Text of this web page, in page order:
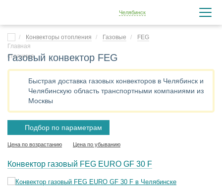
Челябинск
Конвекторы отопления Газовые FEG
Газовый конвектор FEG
Быстрая доставка газовых конвекторов в Челябинск и
Челябинскую область транспортными компаниями из
Москвы
Подбор по параметрам
Цена по возрастанию Цена по убыванию
Конвектор газовый FEG EURO GF 30 F